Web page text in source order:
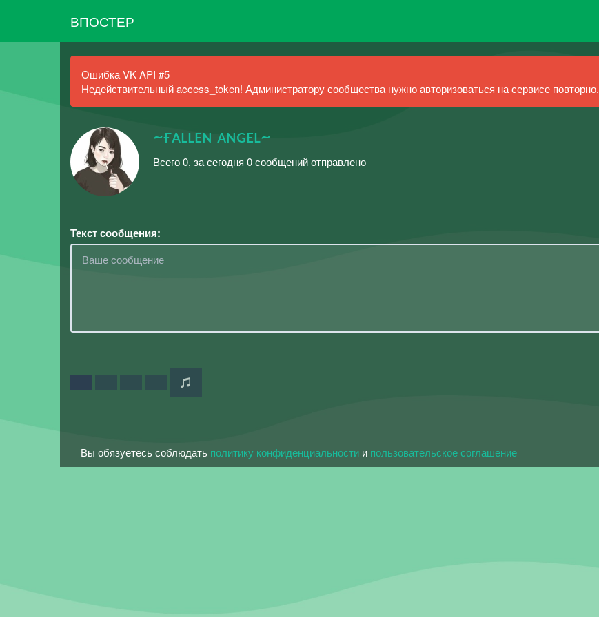
ВПОСТЕР
Ошибка VK API #5
Недействительный access_token! Администратору сообщества нужно авторизоваться на сервисе повторно.
~ғᴀʟʟᴇɴ ᴀɴɢᴇʟ~
Всего 0, за сегодня 0 сообщений отправлено
Текст сообщения:
Вы обязуетесь соблюдать политику конфиденциальности и пользовательское соглашение